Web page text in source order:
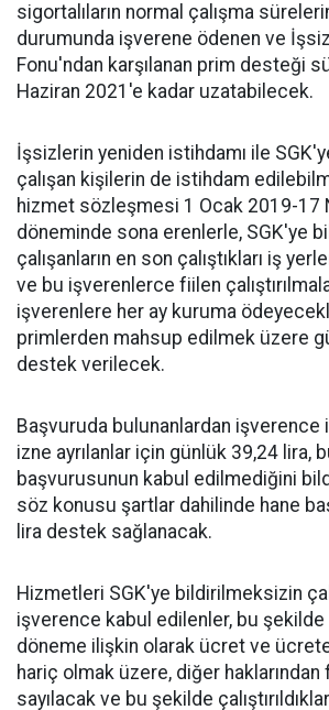
sigortalıların normal çalışma
durumunda işverene ödenen ve
Fonu'ndan karşılanan prim desteği
Haziran 2021'e kadar uzatabilecek.
İşsizlerin yeniden istihdamı ile
çalışan kişilerin de istihdam
hizmet sözleşmesi 1 Ocak 2019-17
döneminde sona erenlerle, SGK'ye
çalışanların en son çalıştıkları iş
ve bu işverenlerce fiilen
işverenlere her ay kuruma
primlerden mahsup edilmek üzere
destek verilecek.
Başvuruda bulunanlardan işverence
izne ayrılanlar için günlük 39,24 lira,
başvurusunun kabul edilmediğini
söz konusu şartlar dahilinde hane
lira destek sağlanacak.
Hizmetleri SGK'ye bildirilmeksizin
işverence kabul edilenler, bu şekilde
döneme ilişkin olarak ücret ve ücrete
hariç olmak üzere, diğer
sayılacak ve bu şekilde